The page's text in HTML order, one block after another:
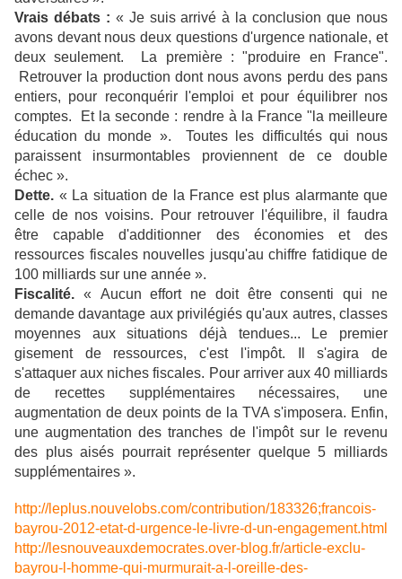
Vrais débats : « Je suis arrivé à la conclusion que nous
avons devant nous deux questions d'urgence nationale, et
deux seulement. La première : "produire en France".
Retrouver la production dont nous avons perdu des pans
entiers, pour reconquérir l'emploi et pour équilibrer nos
comptes. Et la seconde : rendre à la France "la meilleure
éducation du monde ». Toutes les difficultés qui nous
paraissent insurmontables proviennent de ce double
échec ».
Dette. « La situation de la France est plus alarmante que
celle de nos voisins. Pour retrouver l'équilibre, il faudra
être capable d'additionner des économies et des
ressources fiscales nouvelles jusqu'au chiffre fatidique de
100 milliards sur une année ».
Fiscalité. « Aucun effort ne doit être consenti qui ne
demande davantage aux privilégiés qu'aux autres, classes
moyennes aux situations déjà tendues... Le premier
gisement de ressources, c'est l'impôt. Il s'agira de
s'attaquer aux niches fiscales. Pour arriver aux 40 milliards
de recettes supplémentaires nécessaires, une
augmentation de deux points de la TVA s'imposera. Enfin,
une augmentation des tranches de l'impôt sur le revenu
des plus aisés pourrait représenter quelque 5 milliards
supplémentaires ».
http://leplus.nouvelobs.com/contribution/183326;francois-
bayrou-2012-etat-d-urgence-le-livre-d-un-engagement.html
http://lesnouveauxdemocrates.over-blog.fr/article-exclu-
bayrou-l-homme-qui-murmurait-a-l-oreille-des-